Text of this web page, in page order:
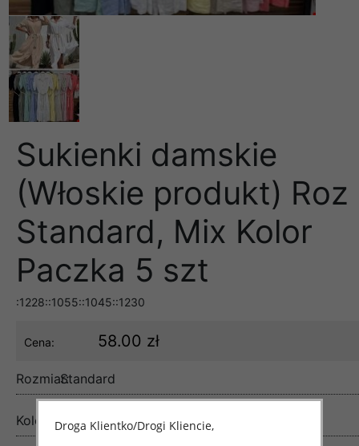
Sukienki damskie
(Włoskie produkt) Roz
Standard, Mix Kolor
Paczka 5 szt
:1228::1055::1045::1230
Cena: 58.00 zł
Rozmiar:Standard
Kolor: Mix kolor
Droga Klientko/Drogi Kliencie,